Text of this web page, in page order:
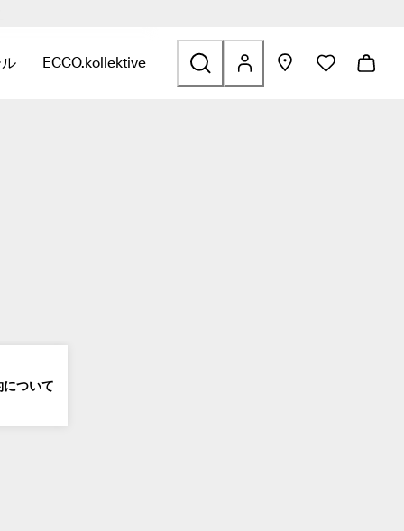
るには、サブメニューを開きます。
リンクを表示するには、サブメニューを開きます。
ルに関連するリンクを表示するには、サブメニューを開きます。
ECCO.kollektive
ECCO.kollektiveに関連するリンクを表示するには、サ
ついて